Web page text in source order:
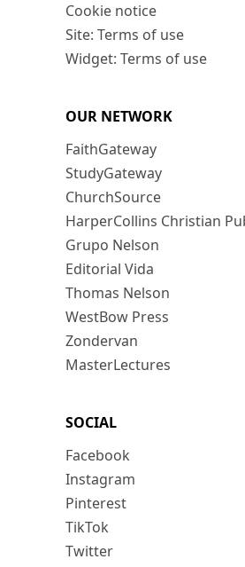
Cookie notice
Site: Terms of use
Widget: Terms of use
OUR NETWORK
FaithGateway
StudyGateway
ChurchSource
HarperCollins Christian
Grupo Nelson
Editorial Vida
Thomas Nelson
WestBow Press
Zondervan
MasterLectures
SOCIAL
Facebook
Instagram
Pinterest
TikTok
Twitter